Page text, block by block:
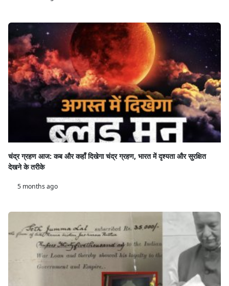
चंद्र ग्रहण आज: कब और कहाँ दिखेगा चंद्र ग्रहण, भारत में दृश्यता और सुरक्षित
देखने के तरीके
5 months ago